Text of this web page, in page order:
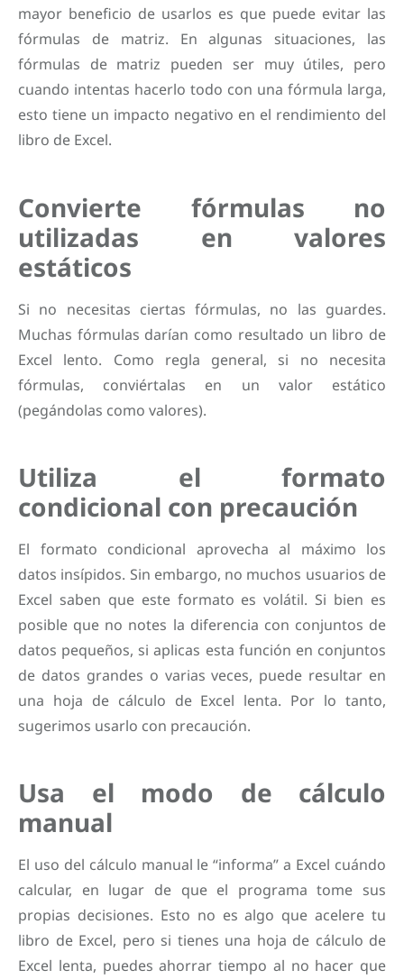
mayor beneficio de usarlos es que puede evitar las
fórmulas de matriz. En algunas situaciones, las
fórmulas de matriz pueden ser muy útiles, pero
cuando intentas hacerlo todo con una fórmula larga,
esto tiene un impacto negativo en el rendimiento del
libro de Excel.
Convierte fórmulas no
utilizadas en valores
estáticos
Si no necesitas ciertas fórmulas, no las guardes.
Muchas fórmulas darían como resultado un libro de
Excel lento. Como regla general, si no necesita
fórmulas, conviértalas en un valor estático
(pegándolas como valores).
Utiliza el formato
condicional con precaución
El formato condicional aprovecha al máximo los
datos insípidos. Sin embargo, no muchos usuarios de
Excel saben que este formato es volátil. Si bien es
posible que no notes la diferencia con conjuntos de
datos pequeños, si aplicas esta función en conjuntos
de datos grandes o varias veces, puede resultar en
una hoja de cálculo de Excel lenta. Por lo tanto,
sugerimos usarlo con precaución.
Usa el modo de cálculo
manual
El uso del cálculo manual le “informa” a Excel cuándo
calcular, en lugar de que el programa tome sus
propias decisiones. Esto no es algo que acelere tu
libro de Excel, pero si tienes una hoja de cálculo de
Excel lenta, puedes ahorrar tiempo al no hacer que